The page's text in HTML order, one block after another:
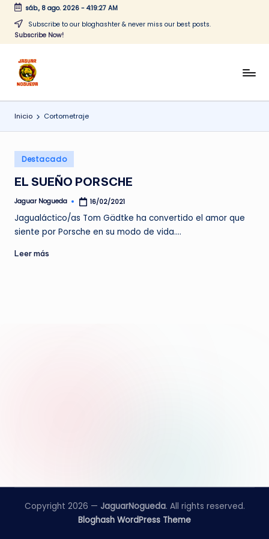
Saltar
sáb., 8 ago. 2026- 4:19:27 AM
Subscribe to our bloghashter & never miss our best posts.
Subscribe Now!
J
a
g
a
r
N
o
g
u
CONTENIDO
Inicio Cortometraje
Publicado
en
Destacado
EL SUEÑO PORSCHE
Publicado
Jaguar Nogueda 16/02/2021
Jagualáctico/as Tom Gädtke ha convertido el amor que
siente por Porsche en su modo de vida.…
Leer más
Copyright 2026 — JaguarNogueda. All rights reserved.
Bloghash WordPress Theme